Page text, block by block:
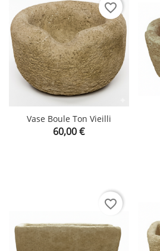
Vase Boule Ton Vieilli
Prix
60,00 €
favorite_border
favorite_border